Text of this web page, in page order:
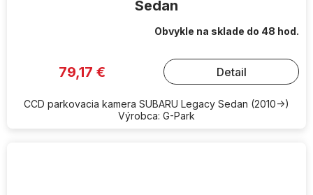
Sedan
Obvykle na sklade do 48 hod.
79,17 € Detail
CCD parkovacia kamera SUBARU Legacy Sedan (2010->)
Výrobca: G-Park